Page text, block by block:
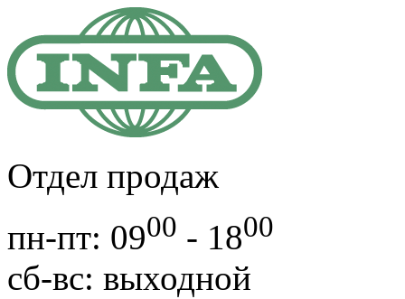
Отдел продаж
пн-пт: 0900 - 1800
cб-вс: выходной